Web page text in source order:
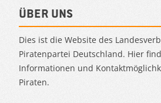
Über uns
Dies ist die Website des
Piratenpartei Deutschland. Hier
Informationen und
Piraten.